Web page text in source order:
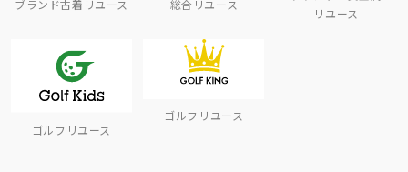
ブランド古着リユース 総合リユース
リユース
ゴルフリユース
ゴルフリユース